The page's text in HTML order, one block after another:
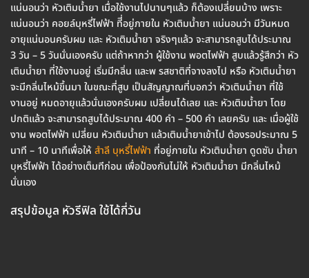
แน่นอนว่า หัวเติมน้ำยา เมื่อใช้งานไปนานๆแล้ว ก็ต้องเปลี่ยนบ้าง เพราะ
แน่นอนว่า คอยล์บุหรี่ไฟฟ้า ทีี่อยู่ภายใน หัวเติมน้ำยา แน่นอนว่า มีวันหมด
อายุแน่นอนครับผม และ หัวเติมน้ำยา จริงๆแล้ว จะสามารถสูบได้ประมาณ
3 วัน – 5 วันนั่นเองครับ แต่ถ้าหากว่า ผู้ใช้งาน พอตไฟฟ้า สูบแล้วรู้สึกว่า หัว
เติมน้ำยา ที่ใช้งานอยู่ เริ่มมีกลิ่น และพ รสชาติที่จางลงไป หรือ หัวเติมน้ำยา
จะมีกลิ่นไหม้ขึ้นมา ในขณะที่สูบ เป็นสัญญาณที่บอกว่า หัวเติมน้ำยา ที่ใช้
งานอยู่ หมดอายุแล้วนั่นเองครับผม เปลี่ยนได้เลย และ หัวเติมน้ำยา โดย
ปกติแล้ว จะสามารถสูบได้ประมาณ 400 คำ – 500 คำ เลยครับ และ เมื่อผู้ใช้
งาน พอตไฟฟ้า เปลี่ยน หัวเติมน้ำยา แล้วเติมน้ำยาเข้าไป ต้องรอประมาณ 5
นาที – 10 นาทีเพื่อให้สำลี บุหรี่ไฟฟ้า ที่อยู่ภายใน หัวเติมน้ำยา ดูดซับ น้ำยา
บุหรี่ไฟฟ้า ได้อย่างเต็มทีก่อน เพื่อป้องกันไม่ให้ หัวเติมน้ำยา มีกลิ่นไหม้
นั่นเอง
สรุปข้อมูล หัวรีฟิล ใช้ได้กี่วัน